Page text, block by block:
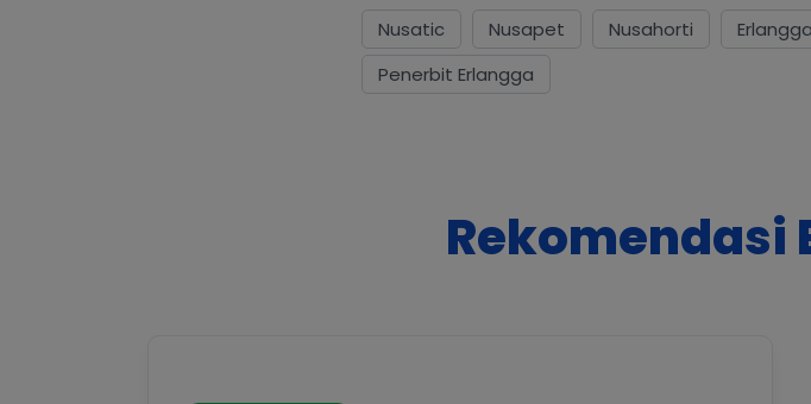
Nusatic Nusapet Nusahorti
Erlangga
Penerbit Erlangga
Rekomendasi